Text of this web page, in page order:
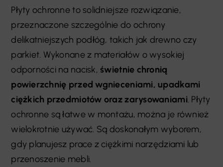
Płyty ochronne to solidniejsze rozwiązanie,
przeznaczone szczególnie do ochrony
delikatniejszych podłóg, takich jak drewno czy
parkiet. Wykonane z materiałów o wysokiej
odporności na nacisk,świetnie chronią
powierzchnię przed wgnieceniami, upadkami
ciężkich przedmiotów oraz zarysowaniami. Płyty
ochronne są łatwe w montażu, można je również
wielokrotnie używać. Są doskonałym wyborem,
gdy planujesz prace z ciężkimi narzędziami lub
przenoszenie mebli.